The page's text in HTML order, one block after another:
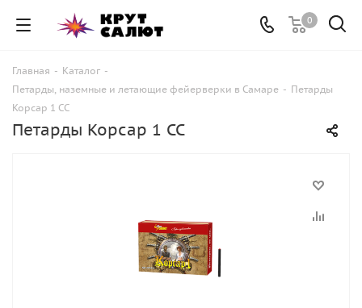
0
Главная - Каталог -
Петарды, наземные и летающие фейерверки в Самаре - Петарды
Корсар 1 СС
Петарды Корсар 1 СС